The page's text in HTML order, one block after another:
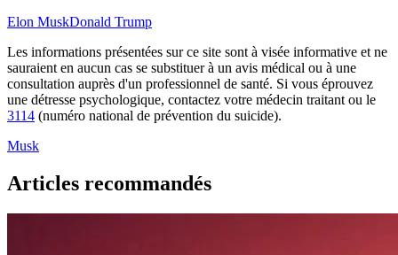
Elon MuskDonald Trump
Les informations présentées sur ce site sont à visée informative et ne
sauraient en aucun cas se substituer à un avis médical ou à une
consultation auprès d'un professionnel de santé. Si vous éprouvez
une détresse psychologique, contactez votre médecin traitant ou le
3114 (numéro national de prévention du suicide).
Musk
Articles recommandés